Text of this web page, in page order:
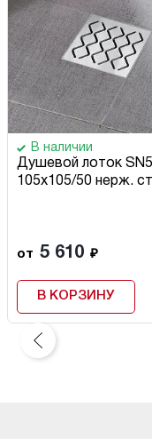
В наличии
Душевой лоток
105х105/50 нерж.
от 5 610 ₽
В КОРЗИНУ